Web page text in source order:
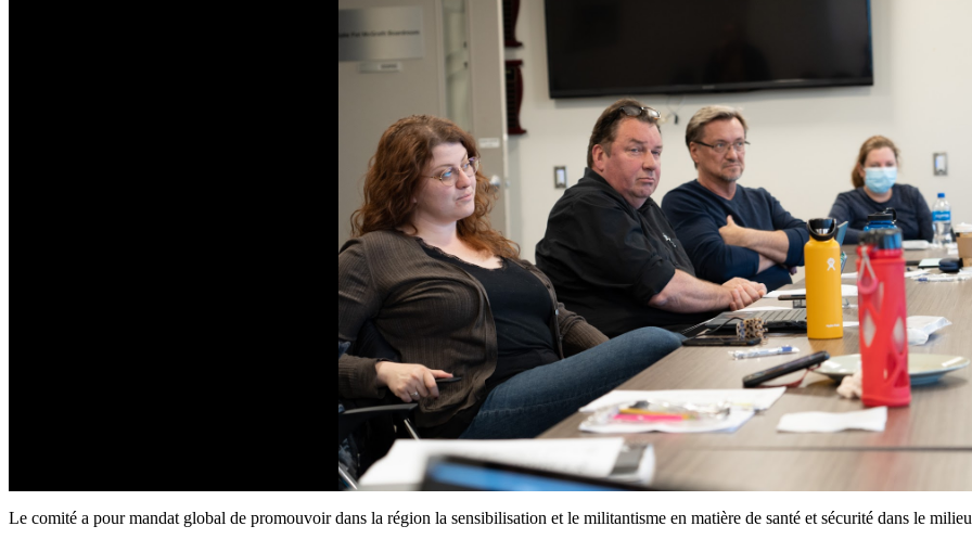
Le comité a pour mandat global de promouvoir dans la région la sensibilisation et le militantisme en matière de santé et sécurité dans le